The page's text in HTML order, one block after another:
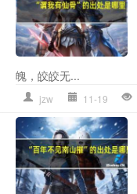
魄，皎皎无...
jzw 11-19